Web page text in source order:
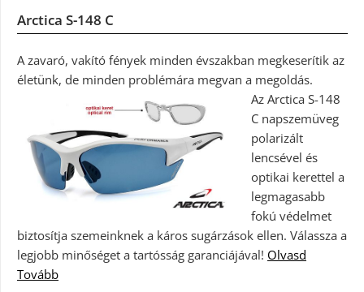
Arctica S-148 C
A zavaró, vakító fények minden évszakban megkeserítik az
életünk, de minden problémára megvan a megoldás.
Az Arctica S-148
C napszemüveg
polarizált
lencsével és
optikai kerettel a
legmagasabb
fokú védelmet
biztosítja szemeinknek a káros sugárzások ellen. Válassza a
legjobb minőséget a tartósság garanciájával! Olvasd
Tovább